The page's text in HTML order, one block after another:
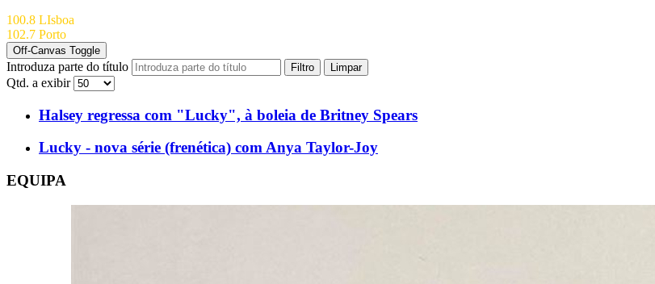
100.8 LIsboa
102.7 Porto
Off-Canvas Toggle
Introduza parte do título Filtro Limpar
Qtd. a exibir
Halsey regressa com "Lucky", à boleia de Britney Spears
Lucky - nova série (frenética) com Anya Taylor-Joy
EQUIPA